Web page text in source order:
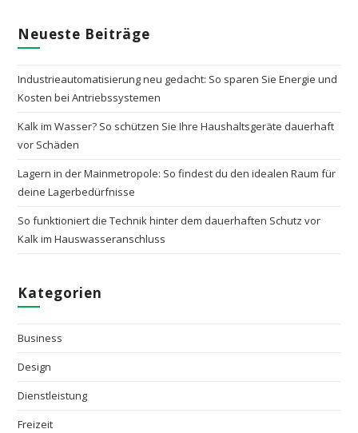
Neueste Beiträge
Industrieautomatisierung neu gedacht: So sparen Sie Energie und
Kosten bei Antriebssystemen
Kalk im Wasser? So schützen Sie Ihre Haushaltsgeräte dauerhaft
vor Schäden
Lagern in der Mainmetropole: So findest du den idealen Raum für
deine Lagerbedürfnisse
So funktioniert die Technik hinter dem dauerhaften Schutz vor
Kalk im Hauswasseranschluss
Kategorien
Business
Design
Dienstleistung
Freizeit